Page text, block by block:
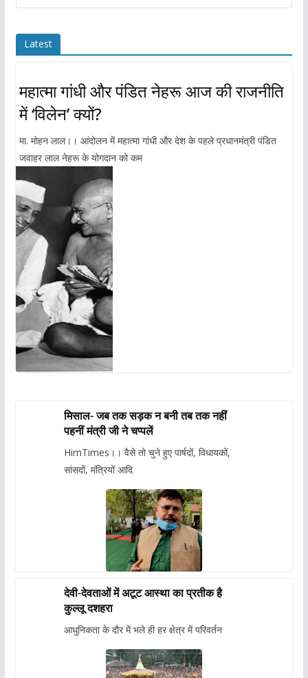
Latest
महात्मा गांधी और पंडित नेहरू आज की राजनीति
में ‘विलेन’ क्यों?
मा. मोहन लाल।। आंदोलन में महात्मा गांधी और देश के पहले प्रधानमंत्री पंडित
जवाहर लाल नेहरू के योगदान को कम
मिसाल- जब तक सड़क न बनी तब तक नहीं
पहनीं मंत्री जी ने चप्पलें
HimTimes।। वैसे तो चुने हुए पार्षदों, विधायकों,
सांसदों, मंत्रियों आदि
देवी-देवताओं में अटूट आस्था का प्रतीक है
कुल्लू दशहरा
आधुनिकता के दौर में भले ही हर क्षेत्र में परिवर्तन